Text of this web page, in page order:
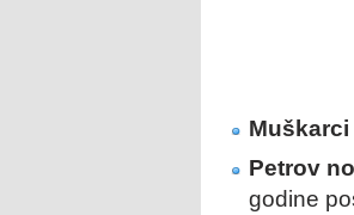
Muškarci
Petrov
godine